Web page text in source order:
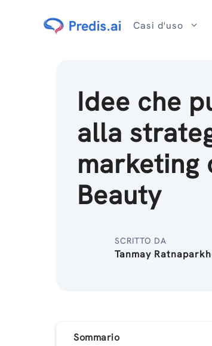
Casi d'uso
Idee che
alla
marketing
Beauty
SCRITTO DA
Tanmay
Sommario